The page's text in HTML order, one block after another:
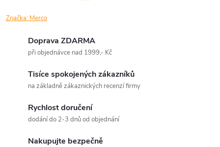
Značka: Merco
Doprava ZDARMA
při objednávce nad 1999,- Kč
Tisíce spokojených zákazníků
na základně zákaznických recenzí firmy
Rychlost doručení
dodání do 2-3 dnů od objednání
Nakupujte bezpečně